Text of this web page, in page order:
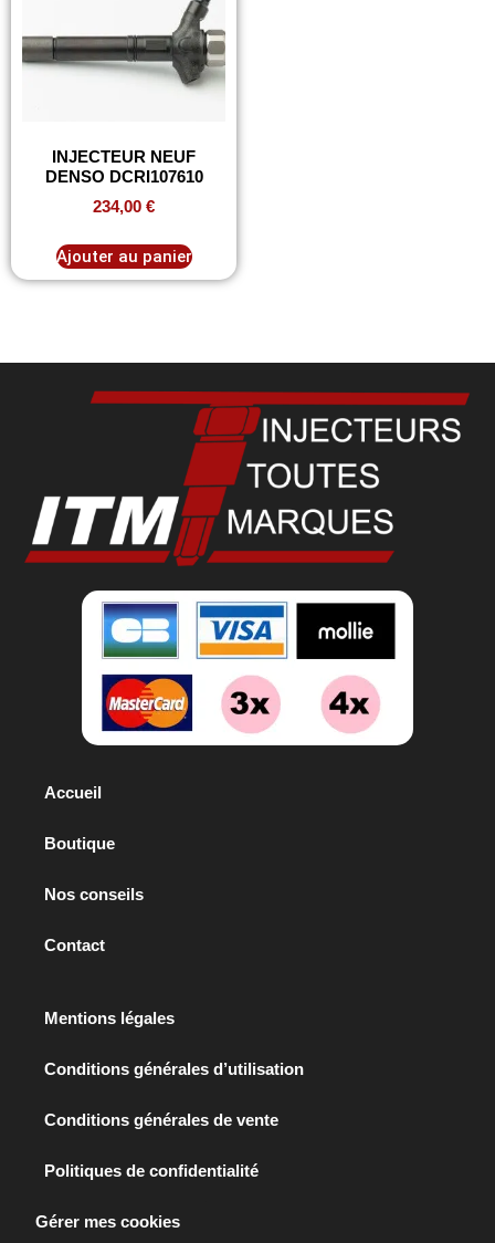
INJECTEUR NEUF
DENSO DCRI107610
234,00 €
Ajouter au panier
Accueil
Boutique
Nos conseils
Contact
Mentions légales
Conditions générales d’utilisation
Conditions générales de vente
Politiques de confidentialité
Gérer mes cookies